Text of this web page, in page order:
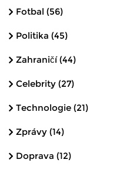
Fotbal (56)
Politika (45)
Zahraničí(44)
Celebrity (27)
Technologie (21)
Zprávy (14)
Doprava (12)